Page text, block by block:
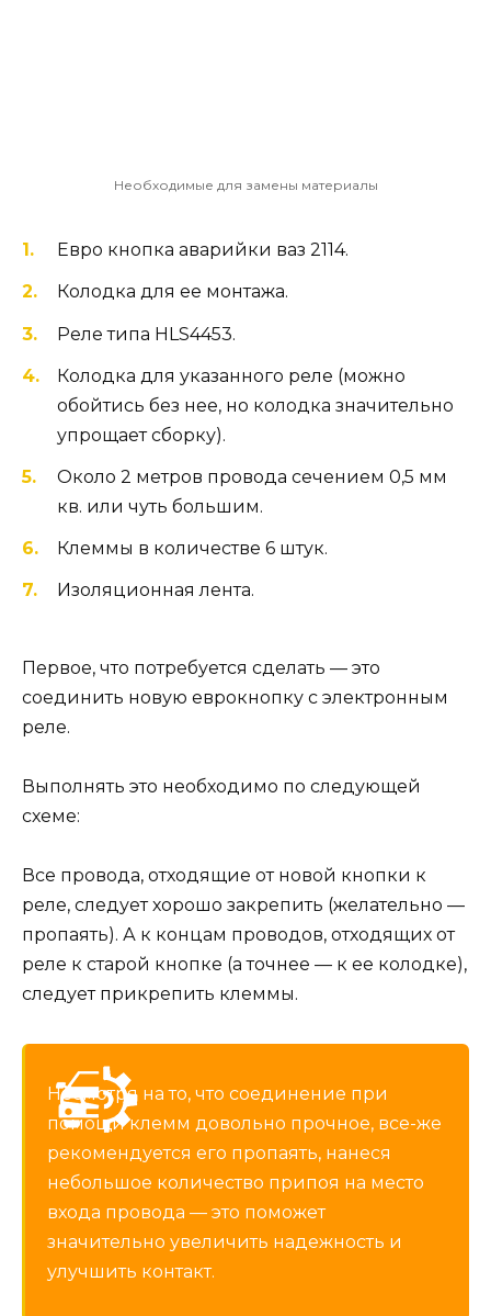
Необходимые для замены материалы
Евро кнопка аварийки ваз 2114.
Колодка для ее монтажа.
Реле типа HLS4453.
Колодка для указанного реле (можно
обойтись без нее, но колодка значительно
упрощает сборку).
Около 2 метров провода сечением 0,5 мм
кв. или чуть большим.
Клеммы в количестве 6 штук.
Изоляционная лента.
Первое, что потребуется сделать — это
соединить новую еврокнопку с электронным
реле.
Выполнять это необходимо по следующей
схеме:
Все провода, отходящие от новой кнопки к
реле, следует хорошо закрепить (желательно —
пропаять). А к концам проводов, отходящих от
реле к старой кнопке (а точнее — к ее колодке),
следует прикрепить клеммы.
Несмотря на то, что соединение при
помощи клемм довольно прочное, все-же
рекомендуется его пропаять, нанеся
небольшое количество припоя на место
входа провода — это поможет
значительно увеличить надежность и
улучшить контакт.